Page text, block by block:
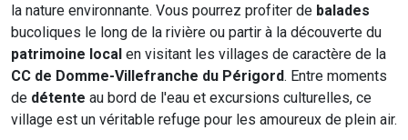
la nature environnante. Vous pourrez profiter de balades
bucoliques le long de la rivière ou partir à la découverte du
patrimoine local en visitant les villages de caractère de la
CC de Domme-Villefranche du Périgord. Entre moments
de détente au bord de l'eau et excursions culturelles, ce
village est un véritable refuge pour les amoureux de plein air.